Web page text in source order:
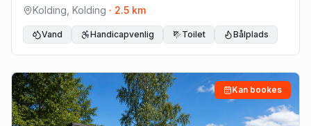
Kolding Kolding · 2.5 km
Vand Handicapvenlig Toilet Bålplads
Kan bookes